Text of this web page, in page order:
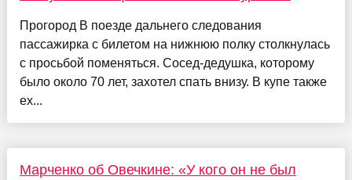
Прогород В поезде дальнего следования
пассажирка с билетом на нижнюю полку столкнулась
с просьбой поменяться. Сосед-дедушка, которому
было около 70 лет, захотел спать внизу. В купе также
ех...
Марченко об Овечкине: «У кого он не был